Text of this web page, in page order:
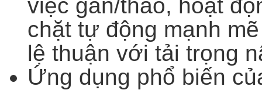
việc gắn/tháo, hoạt
chặt tự động mạnh
lệ thuận với tải trọng
Ứng dụng phổ biến